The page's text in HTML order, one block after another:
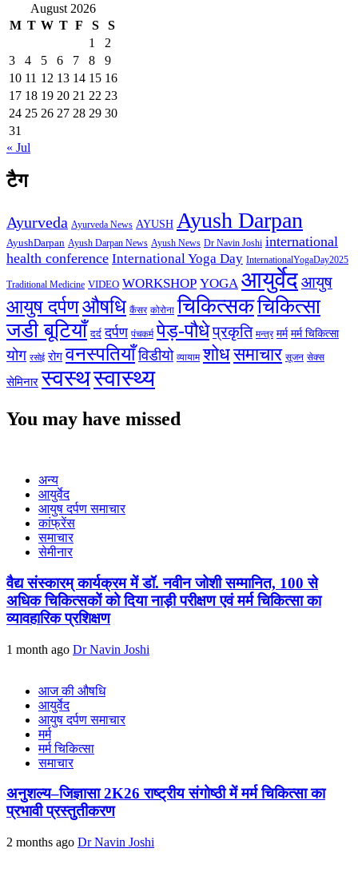
August 2026
M T W T F S
S
1
2
3
4 5 6 7 8
9
10 11 12 13 14 15 16
17 18 19 20 21 22 23
24 25 26 27 28 29 30
31
« Jul
टैग
Ayurveda Ayurveda News AYUSH Ayush Darpan
AyushDarpan Ayush Darpan News Ayush News Dr Navin Joshi international
health conference International Yoga Day InternationalYogaDay2025
Traditional Medicine VIDEO WORKSHOP YOGA आयुर्वेदआयुष
आयुष दर्पणऔषधि कैंसर कोरोना चिकित्सकचिकित्सा
जडी बूटियाँ दर्द दर्पण पंचकर्म पेड़-पौधेप्रकृति मन्त्र मर्म मर्म चिकित्सा
योग रसोई रोग वनस्पतियाँविडीयो व्यायाम शोधसमाचार सूजन सेक्स
सेमिनार स्वस्थस्वास्थ्य
You may have missed
अन्य
आयुर्वेद
आयुष दर्पण समाचार
कांफ्रेंस
समाचार
सेमीनार
वैद्य संस्कारम् कार्यक्रम में डॉ. नवीन जोशी सम्मानित, 100 से
अधिक चिकित्सकों को दिया नाड़ी परीक्षण एवं मर्म चिकित्सा का
व्यावहारिक प्रशिक्षण
1 month ago Dr Navin Joshi
आज की औषधि
आयुर्वेद
आयुष दर्पण समाचार
मर्म
मर्म चिकित्सा
समाचार
अनुशल्य–जिज्ञासा 2K26 राष्ट्रीय संगोष्ठी में मर्म चिकित्सा का
प्रभावी प्रस्तुतीकरण
2 months ago Dr Navin Joshi